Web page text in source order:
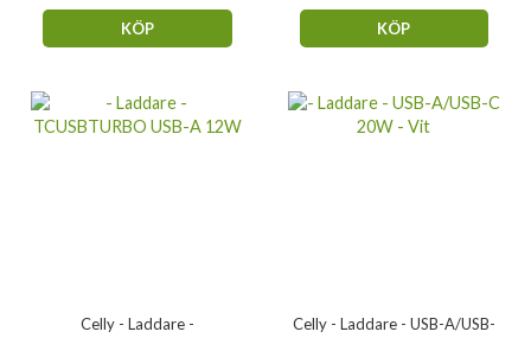
KÖP KÖP
Celly - Laddare -
Celly - Laddare - USB-A/USB-